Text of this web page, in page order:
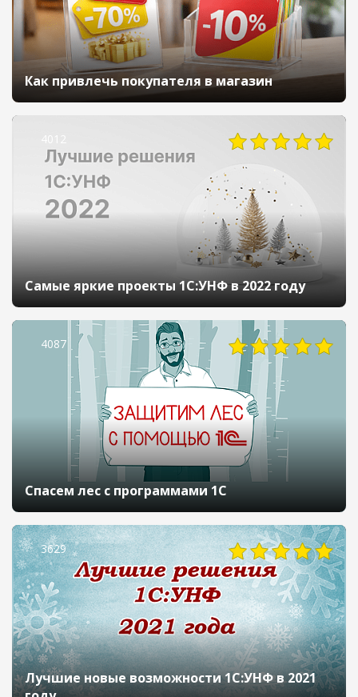
Как привлечь покупателя в магазин
4012
Самые яркие проекты 1С:УНФ в 2022 году
4087
Спасем лес с программами 1С
3629
Лучшие новые возможности 1С:УНФ в 2021